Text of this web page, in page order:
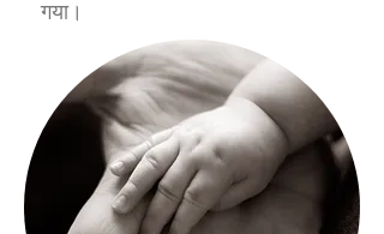
गया।